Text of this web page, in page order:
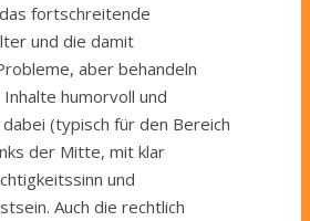
fortschreitende
und die damit
aber behandeln
humorvoll und
(typisch für den Bereich
der Mitte, mit klar
und
Auch die rechtlich